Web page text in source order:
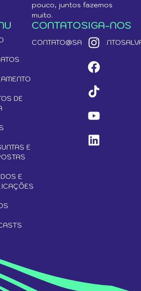
pouco, juntos fazemos
muito.
DE
E
E
CONTATOSIGA-NOS